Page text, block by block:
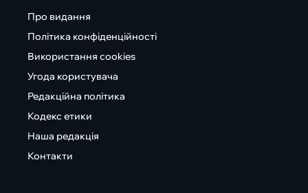
Про видання
Політика конфіденційності
Використання cookies
Угода користувача
Редакційна політика
Кодекс етики
Наша редакція
Контакти